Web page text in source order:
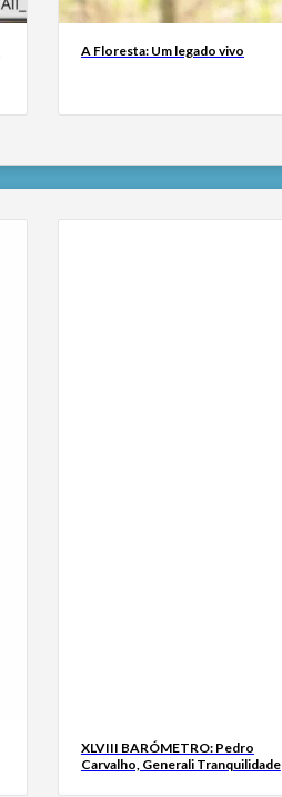
A Floresta: Um legado vivo
XLVIII BARÓMETRO: Pedro
Carvalho, Generali Tranquilidade